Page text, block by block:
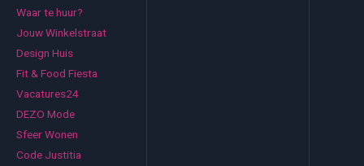
Waar te huur?
Jouw Winkelstraat
Design Huis
Fit & Food Fiesta
Vacatures24
DEZO Mode
Sfeer Wonen
Code Justitia